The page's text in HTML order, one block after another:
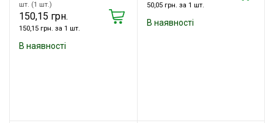
шт. (1 шт.)
150,15 грн.
150,15 грн. за 1 шт.
В наявності
50,05 грн. за 1 шт.
В наявності